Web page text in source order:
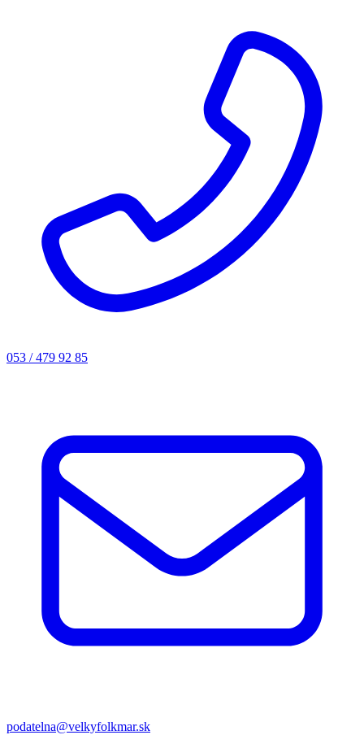
053 / 479 92 85
podatelna@velkyfolkmar.sk